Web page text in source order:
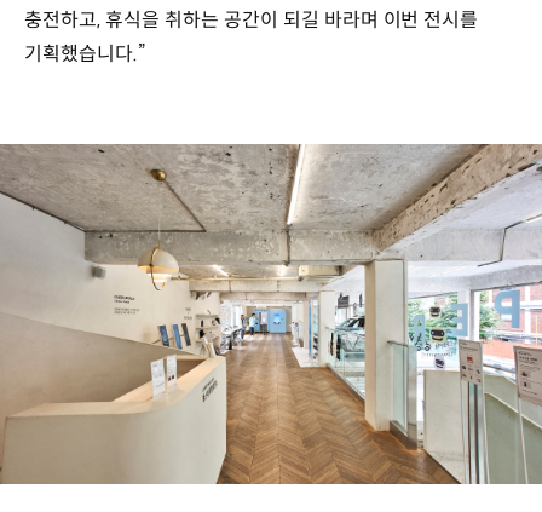
충전하고, 휴식을 취하는 공간이 되길 바라며 이번 전시를
기획했습니다.”